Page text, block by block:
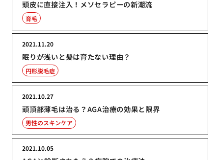
頭皮に直接注入！メソセラピーの新潮流
育毛
眠りが浅いと髪は育たない理由？
2021.11.20
円形脱毛症
頭頂部薄毛は治る？AGA治療の効果と限界
2021.10.27
男性のスキンケア
2021.10.05